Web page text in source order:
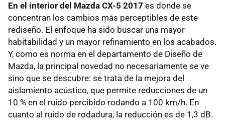
En el interior del Mazda CX-5 2017 es donde se
concentran los cambios más perceptibles de este
rediseño. El enfoque ha sido buscar una mayor
habitabilidad y un mayor refinamiento en los acabados.
Y, como es norma en el departamento de Diseño de
Mazda, la principal novedad no necesariamente se ve
sino que se descubre: se trata de la mejora del
aislamiento acústico, que permite reducciones de un
10 % en el ruido percibido rodando a 100 km/h. En
cuanto al ruido de rodadura, la reducción es de 1,3 dB.